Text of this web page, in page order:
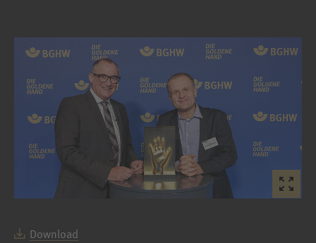
Download